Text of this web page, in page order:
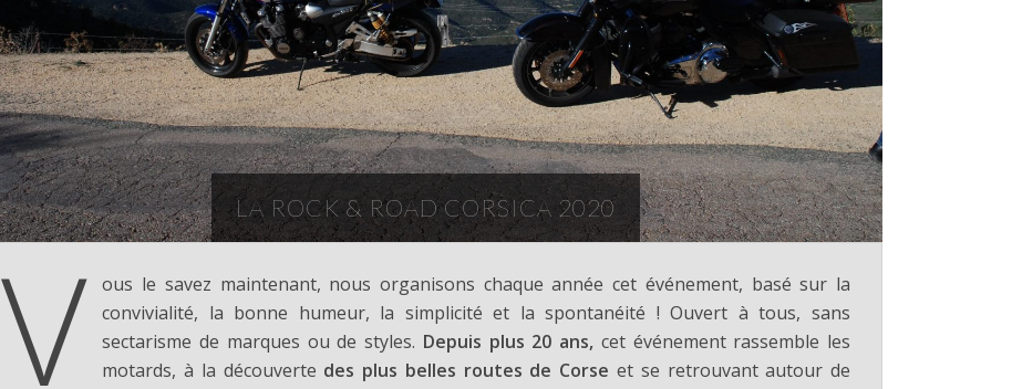
LA ROCK & ROAD CORSICA 2020
V
ous le savez maintenant, nous organisons chaque année cet événement, basé sur la
convivialité, la bonne humeur, la simplicité et la spontanéité ! Ouvert à tous, sans
sectarisme de marques ou de styles. Depuis plus 20 ans, cet événement rassemble les
motards, à la découverte des plus belles routes de Corse et se retrouvant autour de